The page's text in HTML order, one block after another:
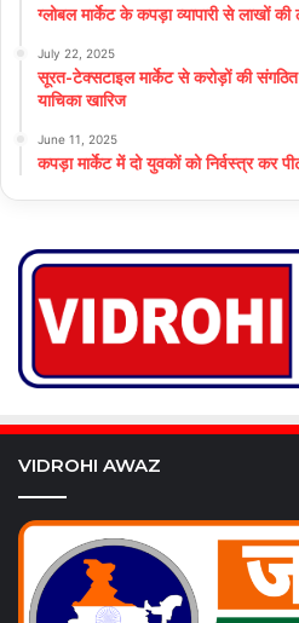
ग्लोबल मार्केट के कपड़ा व्यापारी से लाखों की
July 22, 2025
सूरत-टेक्सटाइल मार्केट से करोड़ों की
याचिका खारिज
June 11, 2025
कपड़ा मार्केट में दो युवकों को निर्वस्त्र कर
VIDROHI AWAZ